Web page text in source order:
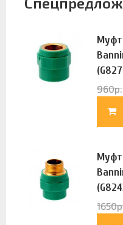
960р.
1650